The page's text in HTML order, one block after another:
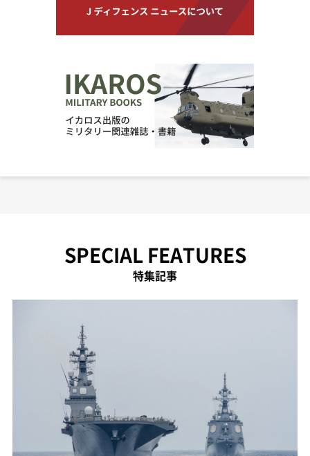
SPECIAL FEATURES
特集記事